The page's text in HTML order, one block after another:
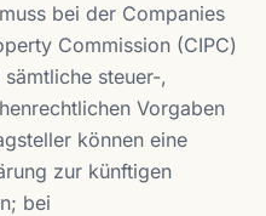
bei der Companies
Commission (CIPC)
steuer-,
Vorgaben
können eine
zur künftigen
bei